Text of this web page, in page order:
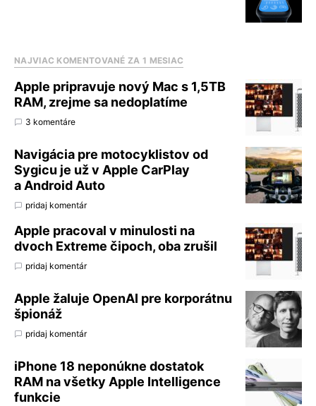
NAJVIAC KOMENTOVANÉ ZA 1 MESIAC
Apple pripravuje nový Mac s 1,5TB
RAM, zrejme sa nedoplatíme
3 komentáre
Navigácia pre motocyklistov od
Sygicu je už v Apple CarPlay
a Android Auto
pridaj komentár
Apple pracoval v minulosti na
dvoch Extreme čipoch, oba zrušil
pridaj komentár
Apple žaluje OpenAI pre korporátnu
špionáž
pridaj komentár
iPhone 18 neponúkne dostatok
RAM na všetky Apple Intelligence
funkcie